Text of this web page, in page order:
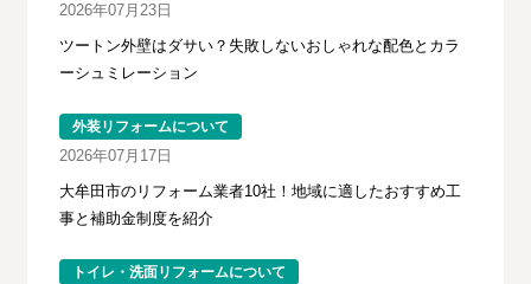
2026年07月23日
ツートン外壁はダサい？失敗しないおしゃれな配色とカラ
ーシュミレーション
外装リフォームについて
2026年07月17日
大牟田市のリフォーム業者10社！地域に適したおすすめ工
事と補助金制度を紹介
トイレ・洗面リフォームについて